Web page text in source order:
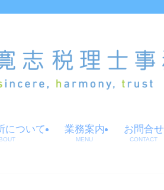
について 業務案内
MENU
お問合せ
CONTACT